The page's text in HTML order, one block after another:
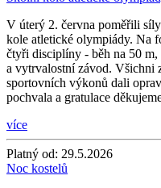
V úterý 2. června poměřili
kole atletické olympiády. Na
čtyři disciplíny - běh na 50
a vytrvalostní závod. Všichni
sportovních výkonů dali
pochvala a gratulace
více
Platný od: 29.5.2026
Noc kostelů